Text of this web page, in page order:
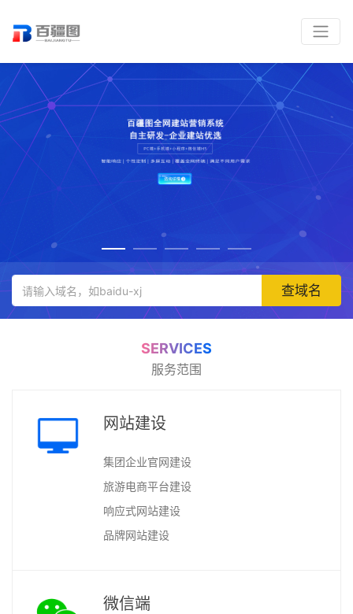
查域名
SERVICES
服务范围
网站建设
集团企业官网建设
旅游电商平台建设
响应式网站建设
品牌网站建设
微信端